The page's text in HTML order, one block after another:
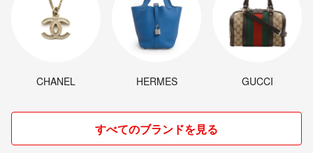
CHANEL HERMES GUCCI
すべてのブランドを見る